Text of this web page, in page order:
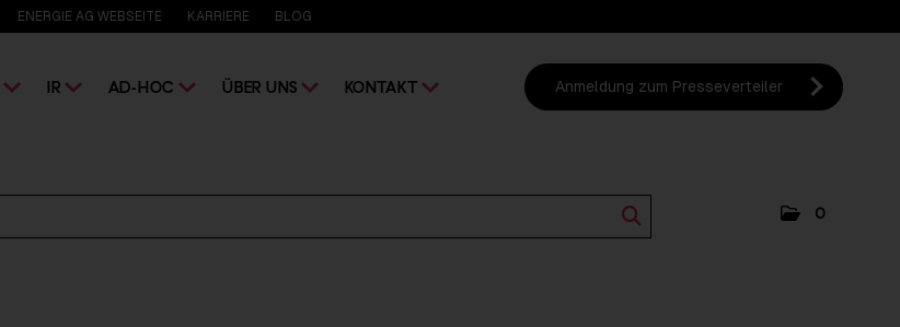
ENERGIE AG WEBSEITE KARRIERE BLOG
IR AD-HOC ÜBER UNS KONTAKT Anmeldung zum Presseverteiler
0